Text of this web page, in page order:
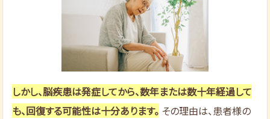
しかし、脳疾患は発症してから、数年または数十年経過して
も、回復する可能性は十分あります。 その理由は、患者様の